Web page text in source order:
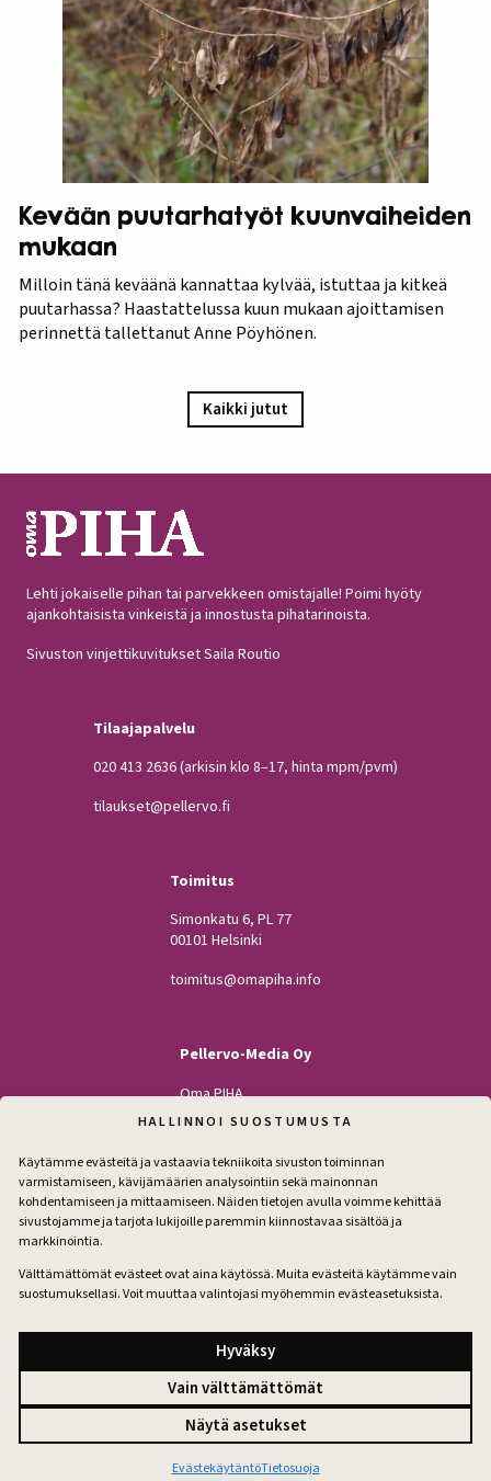
HALLINNOI SUOSTUMUSTA
Käytämme evästeitä ja vastaavia tekniikoita sivuston toiminnan
varmistamiseen, kävijämäärien analysointiin sekä mainonnan
kohdentamiseen ja mittaamiseen. Näiden tietojen avulla voimme kehittää
sivustojamme ja tarjota lukijoille paremmin kiinnostavaa sisältöä ja
markkinointia.
Välttämättömät evästeet ovat aina käytössä. Muita evästeitä käytämme vain
suostumuksellasi. Voit muuttaa valintojasi myöhemmin evästeasetuksista.
Hyväksy
Vain välttämättömät
Näytä asetukset
EvästekäytäntöTietosuoja
Kevään puutarhatyöt kuunvaiheiden
mukaan
Milloin tänä keväänä kannattaa kylvää, istuttaa ja kitkeä
puutarhassa? Haastattelussa kuun mukaan ajoittamisen
perinnettä tallettanut Anne Pöyhönen.
Kaikki jutut
Lehti jokaiselle pihan tai parvekkeen omistajalle! Poimi hyöty
ajankohtaisista vinkeistä ja innostusta pihatarinoista.
Sivuston vinjettikuvitukset Saila Routio
Tilaajapalvelu
020 413 2636(arkisin klo 8–17, hinta mpm/pvm)
tilaukset@pellervo.fi
Toimitus
Simonkatu 6, PL 77
00101 Helsinki
toimitus@omapiha.info
Pellervo-Media Oy
Oma PIHA
Kodin Pellervo
Maatilan Pellervo
Facebook
Instagram
EvästeetEvästeasetukset